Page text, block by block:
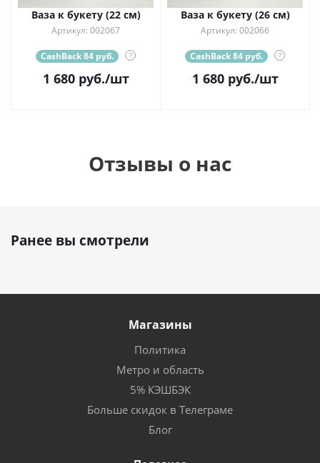
Ваза к букету (22 см)
Артикул: 002067
CashBack 84 руб. ?
1 680руб./шт
Ваза к букету (26 см)
Артикул: 002066
CashBack 84 руб. ?
1 680руб./шт
Отзывы о нас
Ранее вы смотрели
Магазины
Политика
Метро и область
5% КЭШБЭК
Больше скидок в Телеграме
Блог